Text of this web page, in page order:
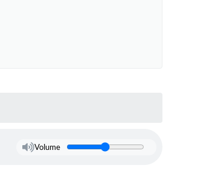
Volume